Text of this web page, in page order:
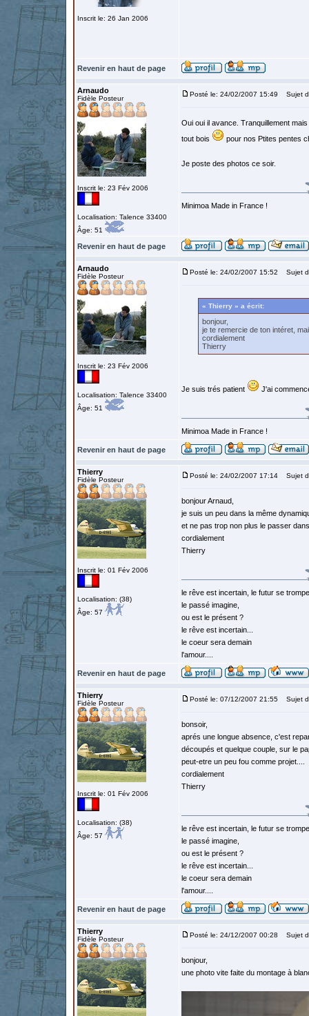
Inscrit le: 26 Jan 2006
Revenir en haut de page
Arnaudo
Fidèle Posteur
Inscrit le: 23 Fév 2006
Localisation: Talence 33400
Âge: 51
Posté le: 24/02/2007 15:49 Sujet
Oui oui il avance. Tranquillement
tout bois
pour nos Ptites pentes
Je poste des photos ce soir.
Minimoa Made in France !
Revenir en haut de page
Arnaudo
Fidèle Posteur
Inscrit le: 23 Fév 2006
Localisation: Talence 33400
Âge: 51
Posté le: 24/02/2007 15:52 Sujet
« Thierry » a écrit:
bonjour,
je te remercie de ton intéret,
cordialement
Thierry
Je suis trés patient J'ai
Minimoa Made in France !
Revenir en haut de page
Thierry
Fidèle Posteur
Inscrit le: 01 Fév 2006
Localisation: (38)
Âge: 57
Posté le: 24/02/2007 17:14 Sujet
bonjour Arnaud,
je suis un peu dans la même
et ne pas trop non plus le passer
cordialement
Thierry
le rêve est incertain, le futur se trompe
le passé imagine,
ou est le présent ?
le rêve est incertain...
le coeur sera demain
l'amour....
Revenir en haut de page
Thierry
Fidèle Posteur
Inscrit le: 01 Fév 2006
Localisation: (38)
Âge: 57
Posté le: 07/12/2007 21:55 Sujet
bonsoir,
aprés une longue absence, c'est
découpés et quelque couple, sur le
peut-etre un peu fou comme projet....
cordialement
Thierry
le rêve est incertain, le futur se trompe
le passé imagine,
ou est le présent ?
le rêve est incertain...
le coeur sera demain
l'amour....
Revenir en haut de page
Thierry
Fidèle Posteur
Posté le: 24/12/2007 00:28 Sujet
bonjour,
une photo vite faite du montage à